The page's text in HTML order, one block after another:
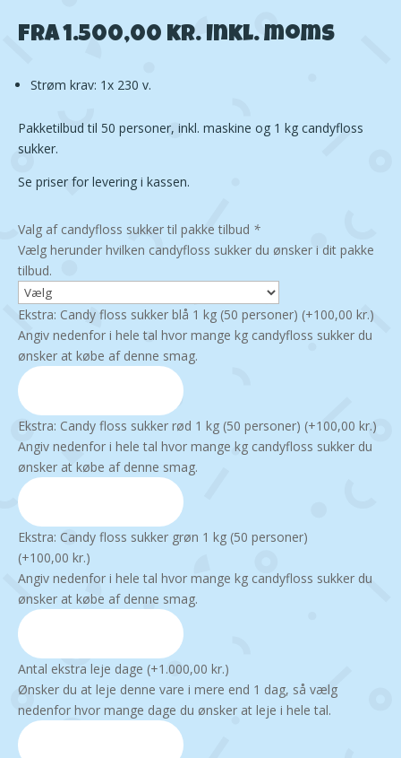
Fra1.500,00 kr. Inkl. moms
Strøm krav: 1x 230 v.
Pakketilbud til 50 personer, inkl. maskine og 1 kg candyfloss
sukker.
Se priser for levering i kassen.
Valg af candyfloss sukker til pakke tilbud *
Vælg herunder hvilken candyfloss sukker du ønsker i dit pakke
tilbud.
Ekstra: Candy floss sukker blå 1 kg (50 personer) (+100,00 kr.)
Angiv nedenfor i hele tal hvor mange kg candyfloss sukker du
ønsker at købe af denne smag.
Ekstra: Candy floss sukker rød 1 kg (50 personer) (+100,00 kr.)
Angiv nedenfor i hele tal hvor mange kg candyfloss sukker du
ønsker at købe af denne smag.
Ekstra: Candy floss sukker grøn 1 kg (50 personer)
(+100,00 kr.)
Angiv nedenfor i hele tal hvor mange kg candyfloss sukker du
ønsker at købe af denne smag.
Antal ekstra leje dage (+1.000,00 kr.)
Ønsker du at leje denne vare i mere end 1 dag, så vælg
nedenfor hvor mange dage du ønsker at leje i hele tal.